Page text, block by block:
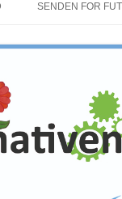
SENDEN FOR